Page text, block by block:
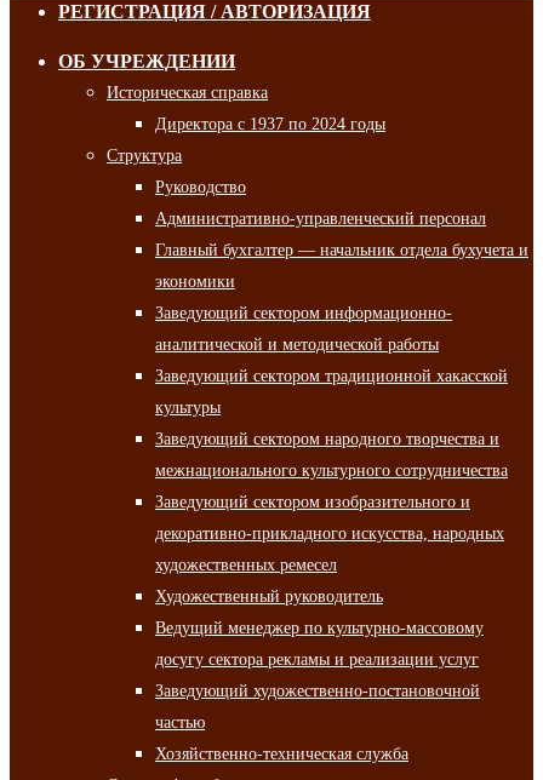
РЕГИСТРАЦИЯ / АВТОРИЗАЦИЯ
ОБ УЧРЕЖДЕНИИ
Историческая справка
Директора с 1937 по 2024 годы
Структура
Руководство
Административно-управленческий персонал
Главный бухгалтер — начальник отдела бухучета и
экономики
Заведующий сектором информационно-
аналитической и методической работы
Заведующий сектором традиционной хакасской
культуры
Заведующий сектором народного творчества и
межнационального культурного сотрудничества
Заведующий сектором изобразительного и
декоративно-прикладного искусства, народных
художественных ремесел
Художественный руководитель
Ведущий менеджер по культурно-массовому
досугу сектора рекламы и реализации услуг
Заведующий художественно-постановочной
частью
Хозяйственно-техническая служба